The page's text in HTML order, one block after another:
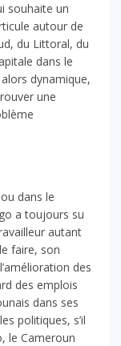
souhaite un
autour de
du Littoral, du
dans le
dynamique,
une
dans le
a toujours su
autant
faire, son
des
des emplois
dans ses
politiques, s’il
le Cameroun